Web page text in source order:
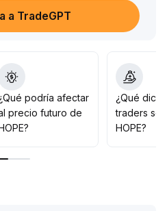
riesgo de volatilidad a corto
volumen como en precio; si
para limitar pérdidas.
altos y fortalezca la gestión de
a TradeGPT
podría afectar
precio futuro de
¿Qué
traders
HOPE?